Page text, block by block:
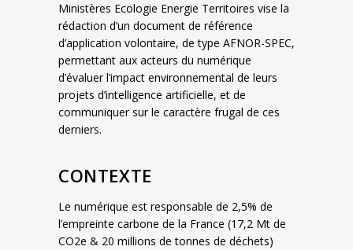
Ministères Ecologie Energie Territoires vise la
rédaction d’un document de référence
d’application volontaire, de type AFNOR-SPEC,
permettant aux acteurs du numérique
d’évaluer l’impact environnemental de leurs
projets d’intelligence artificielle, et de
communiquer sur le caractère frugal de ces
derniers.
CONTEXTE
Le numérique est responsable de 2,5% de
l’empreinte carbone de la France (17,2 Mt de
CO2e & 20 millions de tonnes de déchets)